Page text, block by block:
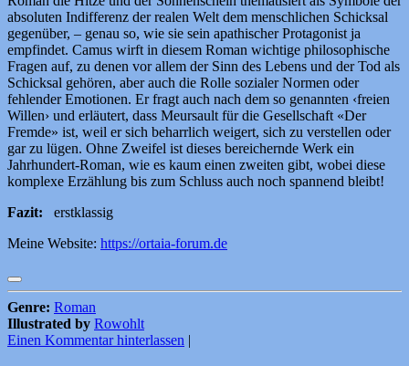
absoluten Indifferenz der realen Welt dem menschlichen Schicksal
gegenüber, – genau so, wie sie sein apathischer Protagonist ja
empfindet. Camus wirft in diesem Roman wichtige philosophische
Fragen auf, zu denen vor allem der Sinn des Lebens und der Tod als
Schicksal gehören, aber auch die Rolle sozialer Normen oder
fehlender Emotionen. Er fragt auch nach dem so genannten ‹freien
Willen› und erläutert, dass Meursault für die Gesellschaft «Der
Fremde» ist, weil er sich beharrlich weigert, sich zu verstellen oder
gar zu lügen. Ohne Zweifel ist dieses bereichernde Werk ein
Jahrhundert-Roman, wie es kaum einen zweiten gibt, wobei diese
komplexe Erzählung bis zum Schluss auch noch spannend bleibt!
Fazit: erstklassig
Meine Website: https://ortaia-forum.de
Genre: Roman
Illustrated by Rowohlt
Einen Kommentar hinterlassen